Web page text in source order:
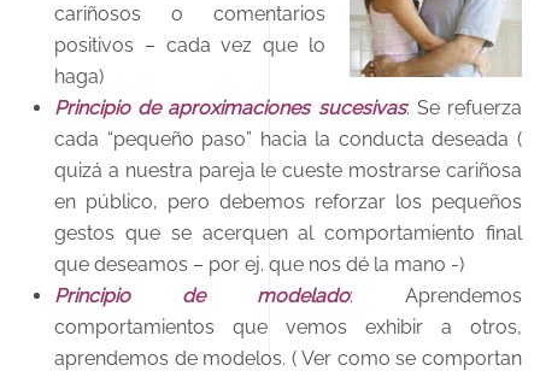
cariñosos o comentarios
positivos – cada vez que lo
haga)
Principio de aproximaciones sucesivas: Se refuerza
cada “pequeño paso” hacia la conducta deseada (
quizá a nuestra pareja le cueste mostrarse cariñosa
en público, pero debemos reforzar los pequeños
gestos que se acerquen al comportamiento final
que deseamos – por ej. que nos dé la mano -)
Principio de modelado: Aprendemos
comportamientos que vemos exhibir a otros,
aprendemos de modelos. ( Ver como se comportan